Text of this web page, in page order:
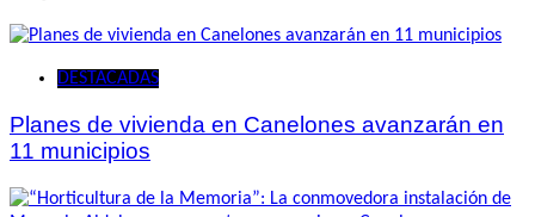
DESTACADAS
Planes de vivienda en Canelones avanzarán en
11 municipios